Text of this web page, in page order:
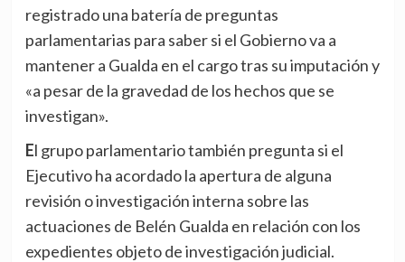
registrado una batería de preguntas
parlamentarias para saber si el Gobierno va a
mantener a Gualda en el cargo tras su imputación y
«a pesar de la gravedad de los hechos que se
investigan».
El grupo parlamentario también pregunta si el
Ejecutivo ha acordado la apertura de alguna
revisión o investigación interna sobre las
actuaciones de Belén Gualda en relación con los
expedientes objeto de investigación judicial.